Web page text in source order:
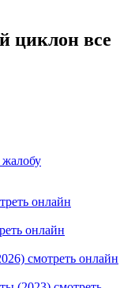
циклон все